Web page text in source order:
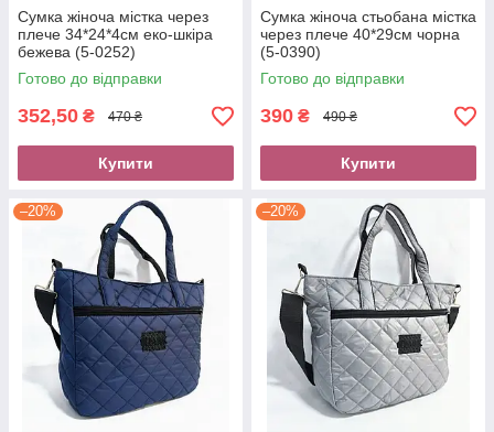
Сумка жіноча містка через
плече 34*24*4см еко-шкіра
бежева (5-0252)
Готово до відправки
352,50 ₴ 470 ₴
Купити
Сумка жіноча стьобана містка
через плече 40*29см чорна
(5-0390)
Готово до відправки
390 ₴ 490 ₴
Купити
–20% –20%